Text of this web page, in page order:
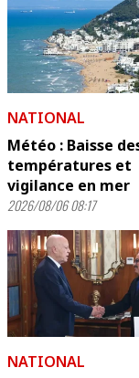
NATIONAL
Météo : Baisse
températures et
vigilance en mer
2026/08/06 08:17
NATIONAL